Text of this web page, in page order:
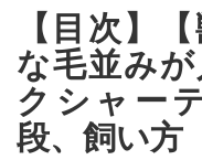
【目次】
な毛並み
クシャー
段、飼い方